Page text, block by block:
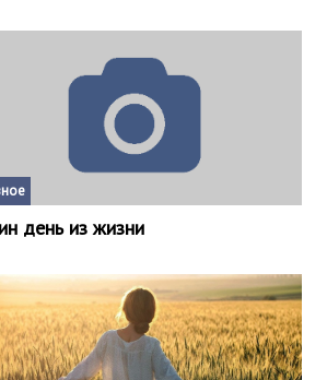
день из жизни